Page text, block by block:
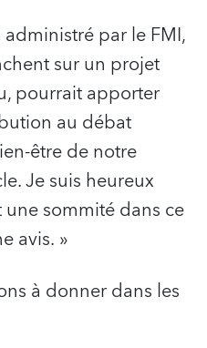
par le FMI,
sur un projet
pourrait apporter
au débat
être de notre
Je suis heureux
une sommité dans ce
avis. »
à donner dans les